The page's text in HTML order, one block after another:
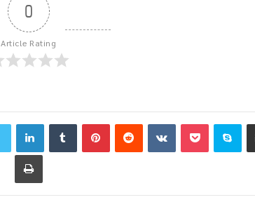
0
Article Rating